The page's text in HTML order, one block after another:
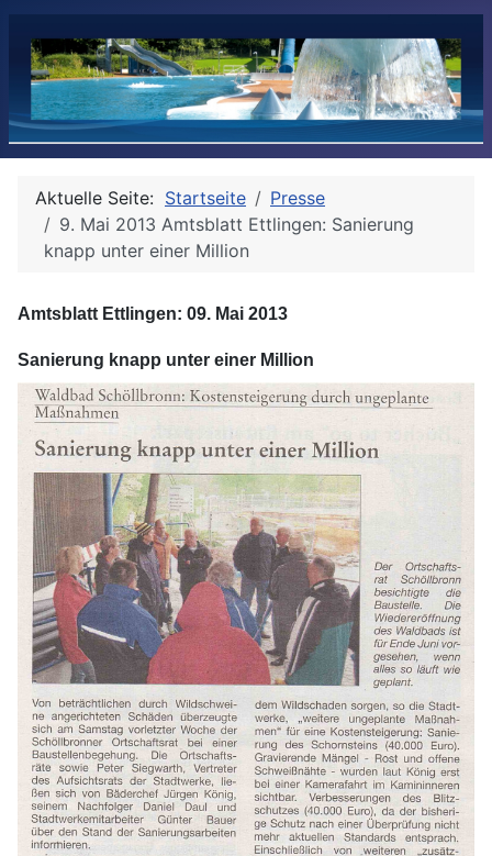
Aktuelle Seite: Startseite
Presse
9. Mai 2013 Amtsblatt Ettlingen: Sanierung
knapp unter einer Million
Amtsblatt Ettlingen: 09. Mai 2013
Sanierung knapp unter einer Million